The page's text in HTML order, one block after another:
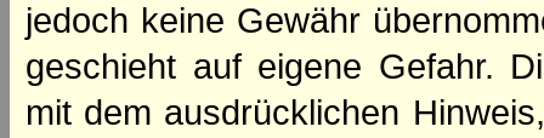
jedoch keine Gewähr
geschieht auf eigene Gefahr.
mit dem ausdrücklichen